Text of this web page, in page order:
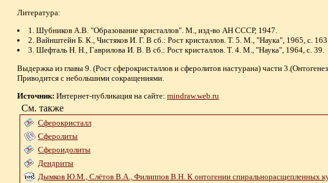
Литература:
1. Шубников А.В. "Образование кристаллов". М., изд-во АН СССР, 1947.
2. Вайнштейн Б. К., Чистяков И. Г. В сб.: Рост кристаллов. Т. 5. М., "Наука", 1965, с.
3. Шефталь Н. Н., Гаврилова И. В. В сб.: Рост кристаллов. Т. 4. М., "Наука", 1964, с. 39.
Выдержка из главы 9. (Рост сферокристаллов и сферолитов настурана) части
Приводится с небольшими сокращениями.
Источник: Интернет-публикация на сайте: mindraw.web.ru
См. также
Сферокристалл
Сферолиты
Сфероидолиты
Дендриты
Дымков Ю.М., Слётов В.А., Филиппов В.Н. К онтогении спиральнорасщепленных